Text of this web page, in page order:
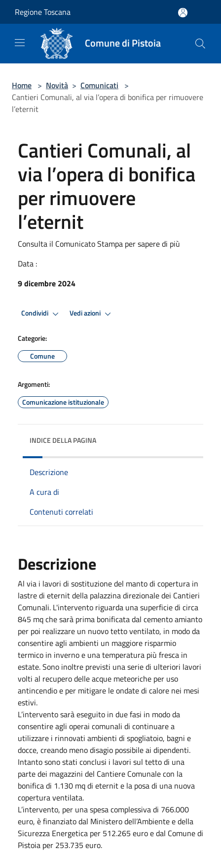
Regione Toscana
Comune di Pistoia
Home > Novità > Comunicati >
Cantieri Comunali, al via l’opera di bonifica per rimuovere
l’eternit
Cantieri Comunali, al
via l’opera di bonifica
per rimuovere
l’eternit
Consulta il Comunicato Stampa per sapere di più
Data :
9 dicembre 2024
Condividi Vedi azioni
Categorie:
Comune
Argomenti:
Comunicazione istituzionale
INDICE DELLA PAGINA
Descrizione
A cura di
Contenuti correlati
Descrizione
Al via i lavori di sostituzione del manto di copertura in
lastre di eternit della palazzina direzionale dei Cantieri
Comunali. L'intervento riguarda una superficie di circa
845 mq che sarà prima bonificata dal cemento amianto
per poi realizzare un nuovo tetto ventilato, in modo da
consentire agli ambienti un maggiore risparmio
termico in inverno e una temperatura più fresca in
estate. Sono inoltre previsti una serie di ulteriori lavori
volti al recupero delle acque meteoriche per uso
antincendio e per mitigare le ondate di calore nei mesi
estivi.
L’intervento sarà eseguito in due fasi in modo da
consentire agli operai comunali di continuare a
utilizzare i rinnovati ambienti di spogliatoio, bagni e
docce, creando meno disagio possibile ai dipendenti.
Intanto sono stati conclusi i lavori sul tetto di una
parte dei magazzini del Cantiere Comunale con la
bonifica di 1.130 mq di eternit e la posa di una nuova
copertura ventilata.
L’intervento, per una spesa complessiva di 766.000
euro, è finanziato dal Ministero dell’Ambiente e della
Sicurezza Energetica per 512.265 euro e dal Comune di
Pistoia per 253.735 euro.